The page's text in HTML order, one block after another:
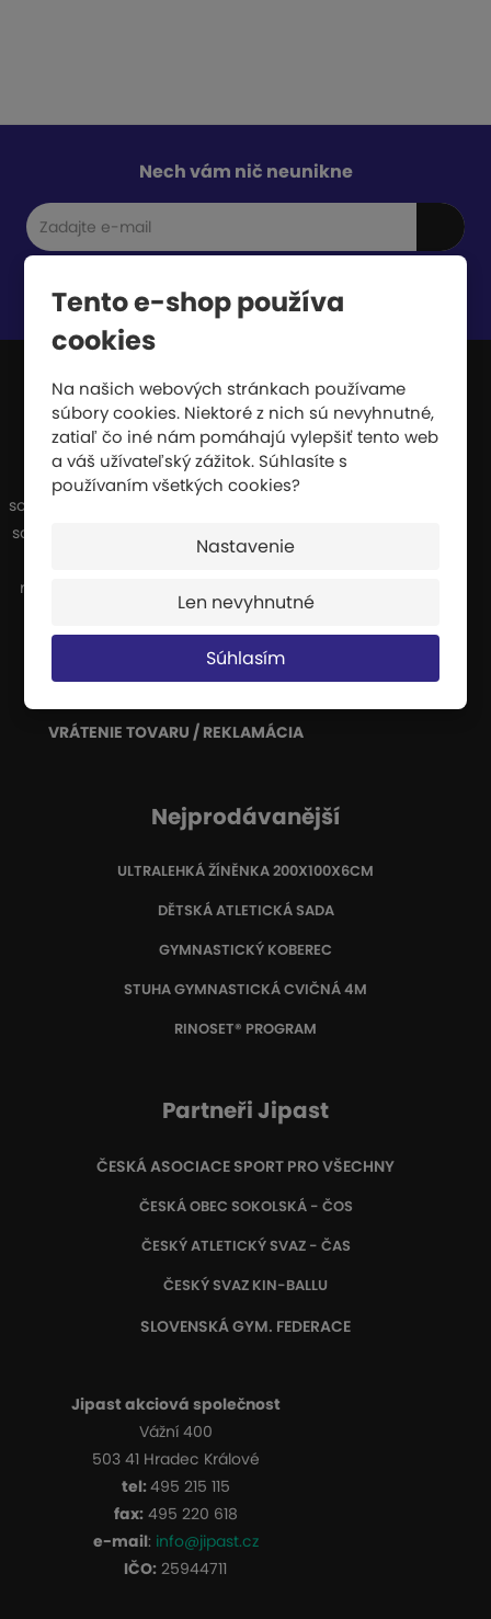
Tento e-shop používa
cookies
Na našich webových stránkach používame
súbory cookies. Niektoré z nich sú nevyhnutné,
zatiaľ čo iné nám pomáhajú vylepšiť tento web
a váš užívateľský zážitok. Súhlasíte s
používaním všetkých cookies?
Nastavenie
Len nevyhnutné
Súhlasím
Nech vám nič neunikne
Súhlasím sospracovaním osobných údajov
JIPAST a.s.
Sme výrobcovia a dodávatelia širokého
sortimentu športových potrieb. Naša výroba
sa špecializuje najmä na dopadové plochy,
riziko pádu z výšky alebo pádu pri vysokej
rýchlosti.
Certifikáty
Informácie o výrobe
VRÁTENIE TOVARU / REKLAMÁCIA
Nejprodávanější
ULTRALEHKÁ ŽÍNĚNKA 200X100X6CM
DĚTSKÁ ATLETICKÁ SADA
GYMNASTICKÝ KOBEREC
STUHA GYMNASTICKÁ CVIČNÁ 4M
RINOSET® PROGRAM
Partneři Jipast
ČESKÁ ASOCIACE SPORT PRO VŠECHNY
ČESKÁ OBEC SOKOLSKÁ - ČOS
ČESKÝ ATLETICKÝ SVAZ - ČAS
ČESKÝ SVAZ KIN-BALLU
SLOVENSKÁ GYM. FEDERACE
Jipast akciová společnost
Vážní 400
503 41 Hradec Králové
tel:495 215 115
fax:495 220 618
e-mail: info@jipast.cz
IČO: 25944711